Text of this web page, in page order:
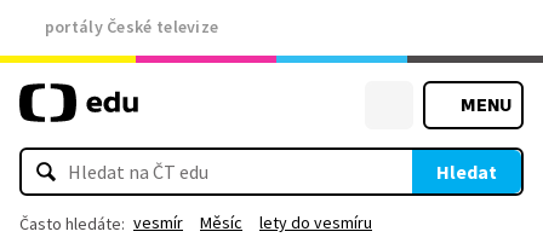
portály České televize
MENU
Hledat
Často hledáte: vesmír Měsíc lety do vesmíru